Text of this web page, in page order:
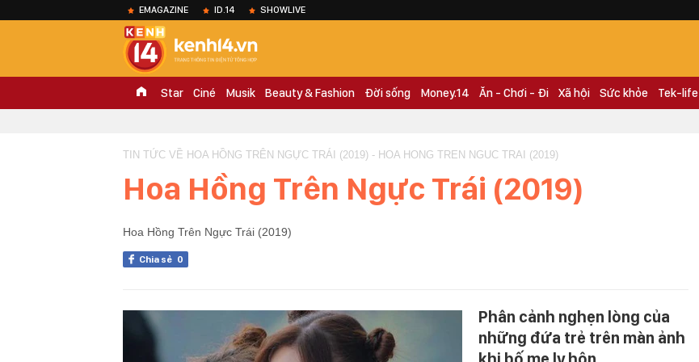
EMAGAZINE ID.14 SHOWLIVE
Star Ciné Musik Beauty & Fashion Đời sống Money.14 Ăn - Chơi - Đi Xã hội Sức khỏe Tek-life
TIN TỨC VỀ HOA HỒNG TRÊN NGỰC TRÁI (2019) - HOA HONG TREN NGUC TRAI (2019)
Hoa Hồng Trên Ngực Trái (2019)
Hoa Hồng Trên Ngực Trái (2019)
Chia sẻ 0
Phân cảnh nghẹn lòng của
những đứa trẻ trên màn ảnh